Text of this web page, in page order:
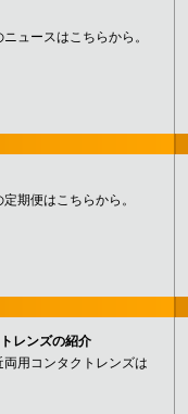
ュースはこちらから。
期便はこちらから。
レンズの紹介
用コンタクトレンズは